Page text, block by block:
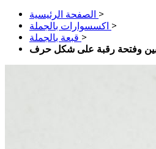
الصفحة الرئيسية >
اكسسوارات بالجملة >
قبعة بالجملة >